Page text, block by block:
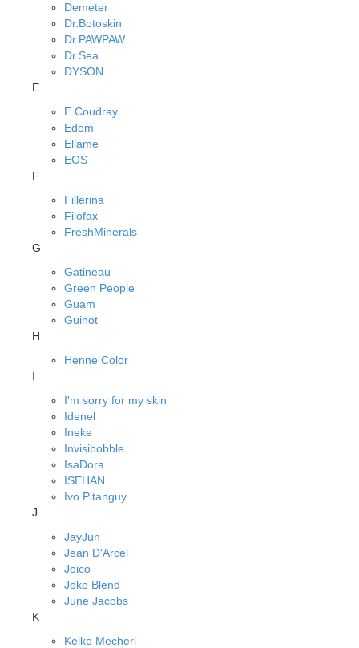
Demeter
Dr.Botoskin
Dr.PAWPAW
Dr.Sea
DYSON
E
E.Coudray
Edom
Ellame
EOS
F
Fillerina
Filofax
FreshMinerals
G
Gatineau
Green People
Guam
Guinot
H
Henne Color
I
I'm sorry for my skin
Idenel
Ineke
Invisibobble
IsaDora
ISEHAN
Ivo Pitanguy
J
JayJun
Jean D'Arcel
Joico
Joko Blend
June Jacobs
K
Keiko Mecheri